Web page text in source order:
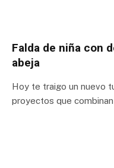
Falda de niña con
abeja
Hoy te traigo un nuevo
proyectos que